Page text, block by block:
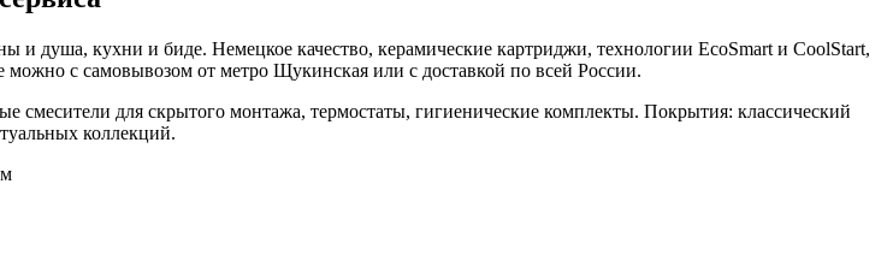
и душа, кухни и биде. Немецкое качество, керамические картриджи, технологии EcoSmart и CoolStart,
с самовывозом от метро Щукинская или с доставкой по всей России.
смесители для скрытого монтажа, термостаты, гигиенические комплекты. Покрытия: классический
коллекций.